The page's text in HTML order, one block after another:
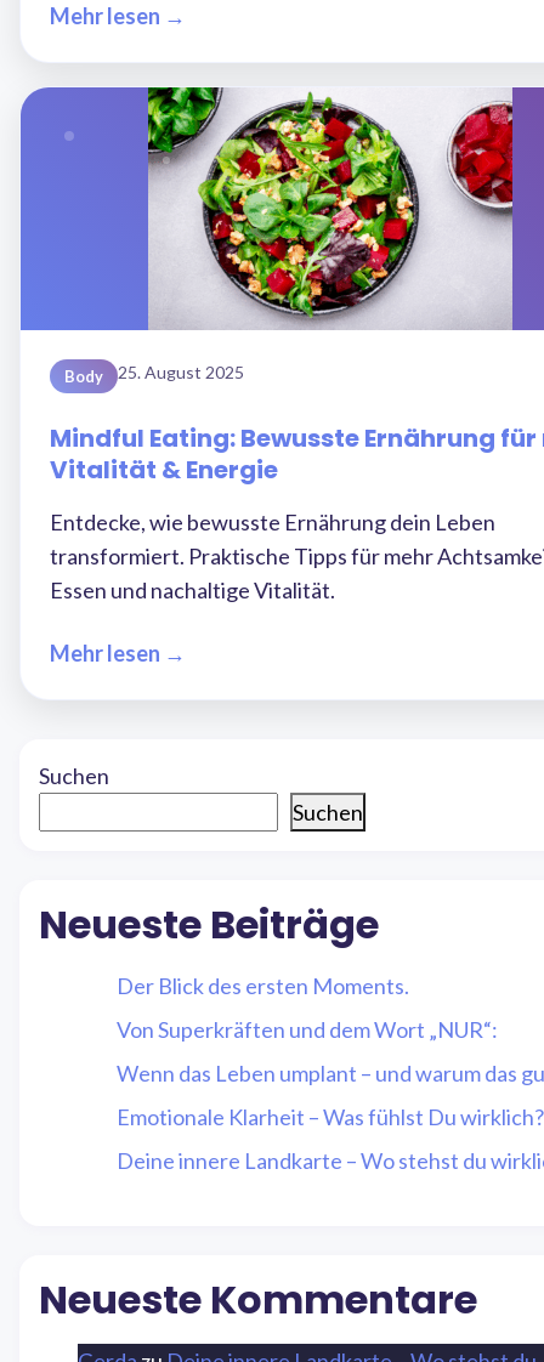
Mehr lesen →
Body 25. August 2025
Mindful Eating: Bewusste Ernährung
Vitalität & Energie
Entdecke, wie bewusste Ernährung dein Leben
transformiert. Praktische Tipps für mehr
Essen und nachaltige Vitalität.
Mehr lesen →
Suchen
Suchen
Neueste Beiträge
Der Blick des ersten Moments.
Von Superkräften und dem Wort „NUR“:
Wenn das Leben umplant – und warum das
Emotionale Klarheit – Was fühlst Du wirklich?
Deine innere Landkarte – Wo stehst du
Neueste Kommentare